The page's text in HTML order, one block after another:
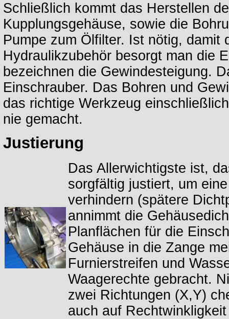
Schließlich kommt das Herstellen
Kupplungsgehäuse, sowie die
Pumpe zum Ölfilter. Ist nötig,
Hydraulikzubehör besorgt man die
bezeichnen die Gewindesteigung.
Einschrauber. Das Bohren und
das richtige Werkzeug
nie gemacht.
Justierung
Das Allerwichtigste ist,
sorgfältig justiert, um
verhindern (spätere
annimmt die
Planflächen für die
Gehäuse in die Zange
Furnierstreifen und
Waagerechte gebracht.
zwei Richtungen (X,Y)
auch auf